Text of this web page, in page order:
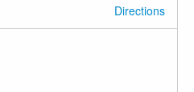
Directions